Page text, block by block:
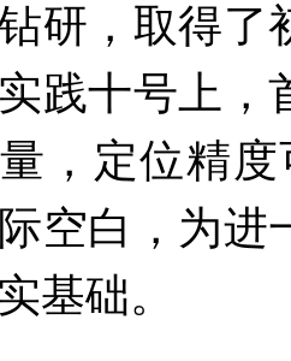
研，取得了
践十号上，
，定位精
空白，为进
基础。